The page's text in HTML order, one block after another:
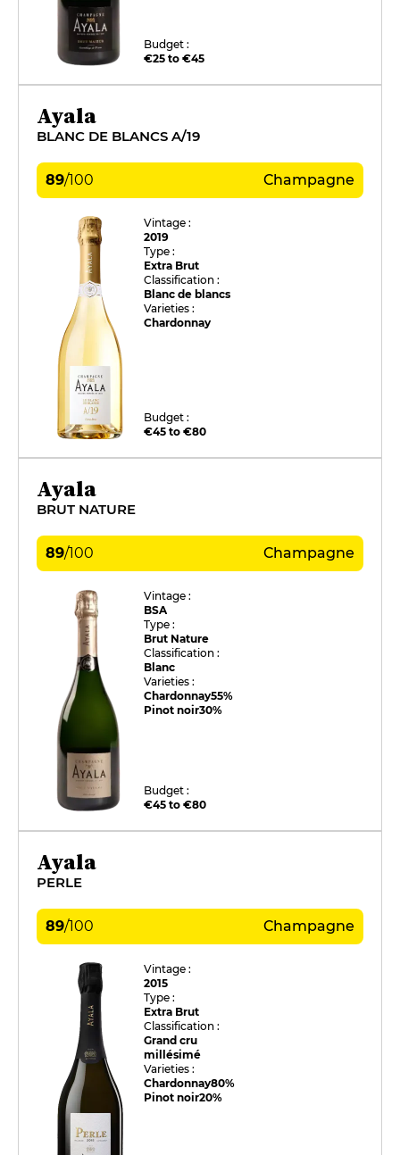
Budget :
€25 to €45
Ayala
BLANC DE BLANCS A/19
89/100 Champagne
Vintage :
2019
Type :
Extra Brut
Classification :
Blanc de blancs
Varieties :
Chardonnay
Budget :
€45 to €80
Ayala
BRUT NATURE
89/100 Champagne
Vintage :
BSA
Type :
Brut Nature
Classification :
Blanc
Varieties :
Chardonnay55%
Pinot noir30%
Budget :
€45 to €80
Ayala
PERLE
89/100 Champagne
Vintage :
2015
Type :
Extra Brut
Classification :
Grand cru
millésimé
Varieties :
Chardonnay80%
Pinot noir20%